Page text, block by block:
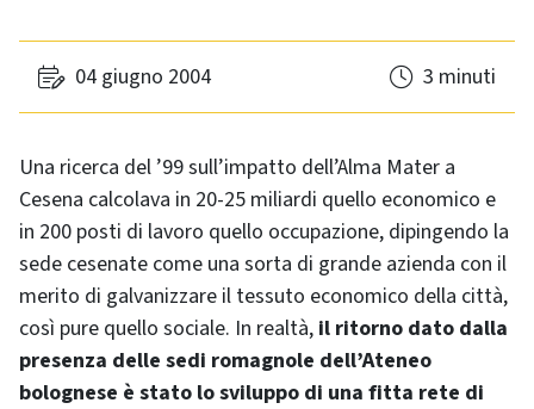
04 giugno 2004 3 minuti
Una ricerca del ’99 sull’impatto dell’Alma Mater a
Cesena calcolava in 20-25 miliardi quello economico e
in 200 posti di lavoro quello occupazione, dipingendo la
sede cesenate come una sorta di grande azienda con il
merito di galvanizzare il tessuto economico della città,
così pure quello sociale. In realtà, il ritorno dato dalla
presenza delle sedi romagnole dell’Ateneo
bolognese è stato lo sviluppo di una fitta rete di